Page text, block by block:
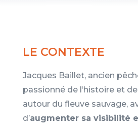
LE CONTEXTE
Jacques Baillet, ancien
passionné de l’histoire et
autour du fleuve sauvage,
d’augmenter sa visibilité